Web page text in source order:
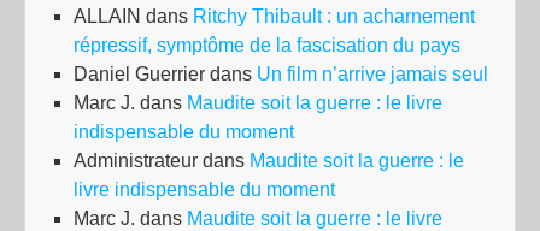
ALLAIN dans Ritchy Thibault : un acharnement
répressif, symptôme de la fascisation du pays
Daniel Guerrier dans Un film n’arrive jamais seul
Marc J. dans Maudite soit la guerre : le livre
indispensable du moment
Administrateur dans Maudite soit la guerre : le
livre indispensable du moment
Marc J. dans Maudite soit la guerre : le livre